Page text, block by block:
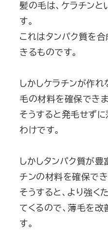
髪の毛は、ケラチン
す。
これはタンパク質を
きるものです。
しかしケラチンが作れ
毛の材料を確保できま
そうすると発毛せず
わけです。
しかしタンパク質が
チンの材料を確保でき
そうすると、より強く
てくるので、薄毛を
す。